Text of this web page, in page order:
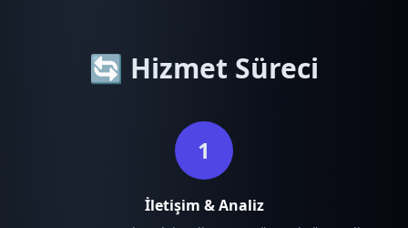
🔄 Hizmet Süreci
1
İletişim & Analiz